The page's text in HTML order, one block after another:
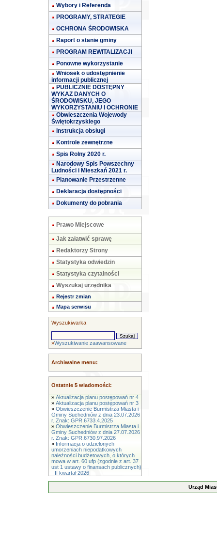
Wybory i Referenda
PROGRAMY, STRATEGIE
OCHRONA ŚRODOWISKA
Raport o stanie gminy
PROGRAM REWITALIZACJI
Ponowne wykorzystanie
Wniosek o udostępnienie
informacji publicznej
PUBLICZNIE DOSTĘPNY
WYKAZ DANYCH O
ŚRODOWISKU, JEGO
WYKORZYSTANIU I OCHRONIE
Obwieszczenia Wojewody
Świętokrzyskiego
Instrukcja obsługi
Kontrole zewnętrzne
Spis Rolny 2020 r.
Narodowy Spis Powszechny
Ludności i Mieszkań 2021 r.
Planowanie Przestrzenne
Deklaracja dostępności
Dokumenty do pobrania
Prawo Miejscowe
Jak załatwić sprawę
Redaktorzy Strony
Statystyka odwiedzin
Statystyka czytalności
Wyszukaj urzędnika
Rejestr zmian
Mapa serwisu
Wyszukiwarka
»Wyszukiwanie zaawansowane
Archiwalne menu:
Ostatnie 5 wiadomości:
» Aktualizacja planu postępowań nr 4
» Aktualizacja planu postępowań nr 3
» Obwieszczenie Burmistrza Miasta i
Gminy Suchedniów z dnia 23.07.2026
r. Znak: GPR.6733.4.2025
» Obwieszczenie Burmistrza Miasta i
Gminy Suchedniów z dnia 27.07.2026
r. Znak: GPR.6730.97.2026
» Informacja o udzielonych
umorzeniach niepodatkowych
należności budżetowych, o których
mowa w art. 60 ufp (zgodnie z art. 37
ust 1 ustawy o finansach publicznych)
- II kwartał 2026
Urząd